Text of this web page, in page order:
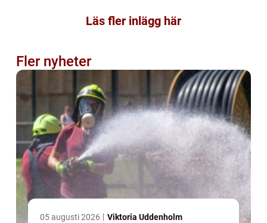
Läs fler inlägg här
Fler nyheter
05 augusti 2026 Viktoria Uddenholm